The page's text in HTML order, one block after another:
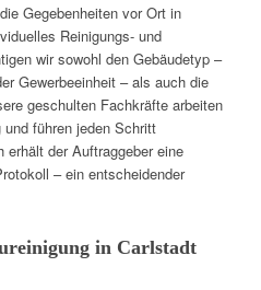
Gegebenheiten vor Ort in
Reinigungs- und
wir sowohl den Gebäudetyp –
Gewerbeeinheit – als auch die
geschulten Fachkräfte arbeiten
führen jeden Schritt
der Auftraggeber eine
– ein entscheidender
in Carlstadt